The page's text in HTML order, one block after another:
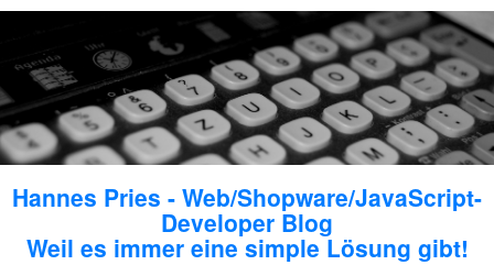
Hannes Pries - Web/Shopware/JavaScript-
Developer Blog
Weil es immer eine simple Lösung gibt!